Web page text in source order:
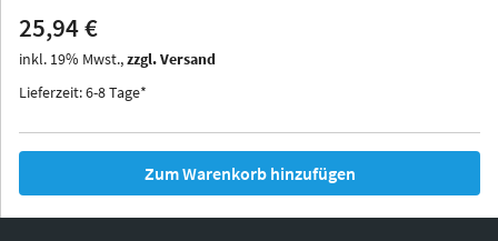
Iowa
25,94 €
inkl. 19% Mwst.,zzgl. Versand
Lieferzeit: 6-8 Tage*
Zum Warenkorb hinzufügen